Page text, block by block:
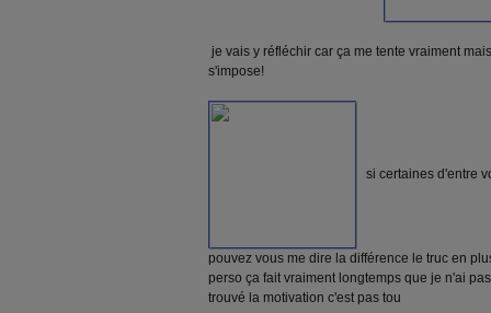
je vais y réfléchir car ça me tente vraiment
s'impose!
si certaines d'entre
pouvez vous me dire la différence le truc en
perso ça fait vraiment longtemps que je n'ai
trouvé la motivation c'est pas tou